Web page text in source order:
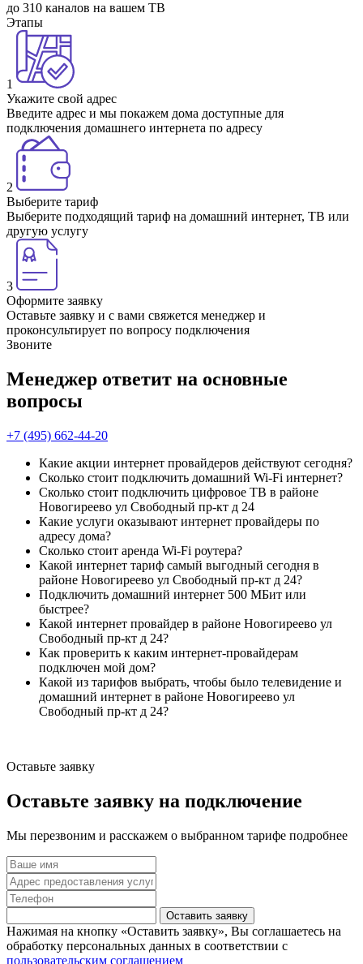
до 310 каналов на вашем ТВ
Этапы
1
Укажите свой адрес
Введите адрес и мы покажем дома доступные для
подключения домашнего интернета по адресу
2
Выберите тариф
Выберите подходящий тариф на домашний интернет, ТВ или
другую услугу
3
Оформите заявку
Оставьте заявку и с вами свяжется менеджер и
проконсультирует по вопросу подключения
Звоните
Менеджер ответит на основные
вопросы
+7 (495) 662-44-20
Какие акции интернет провайдеров действуют сегодня?
Сколько стоит подключить домашний Wi-Fi интернет?
Сколько стоит подключить цифровое ТВ в районе
Новогиреево ул Свободный пр-кт д 24
Какие услуги оказывают интернет провайдеры по
адресу дома?
Сколько стоит аренда Wi-Fi роутера?
Какой интернет тариф самый выгодный сегодня в
районе Новогиреево ул Свободный пр-кт д 24?
Подключить домашний интернет 500 МБит или
быстрее?
Какой интернет провайдер в районе Новогиреево ул
Свободный пр-кт д 24?
Как проверить к каким интернет-провайдерам
подключен мой дом?
Какой из тарифов выбрать, чтобы было телевидение и
домашний интернет в районе Новогиреево ул
Свободный пр-кт д 24?
Оставьте заявку
Оставьте заявку на подключение
Мы перезвоним и расскажем о выбранном тарифе подробнее
Оставить заявку
Нажимая на кнопку «Оставить заявку», Вы соглашаетесь на
обработку персональных данных в соответствии с
пользовательским соглашением